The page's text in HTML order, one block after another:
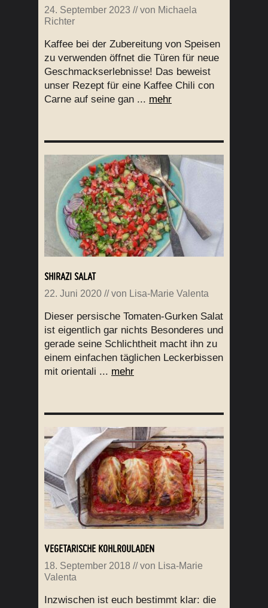
24. September 2023 // von Michaela
Richter
Kaffee bei der Zubereitung von Speisen
zu verwenden öffnet die Türen für neue
Geschmackserlebnisse! Das beweist
unser Rezept für eine Kaffee Chili con
Carne auf seine gan ... mehr
SHIRAZI SALAT
22. Juni 2020 // von Lisa-Marie Valenta
Dieser persische Tomaten-Gurken Salat
ist eigentlich gar nichts Besonderes und
gerade seine Schlichtheit macht ihn zu
einem einfachen täglichen Leckerbissen
mit orientali ... mehr
VEGETARISCHE KOHLROULADEN
18. September 2018 // von Lisa-Marie
Valenta
Inzwischen ist euch bestimmt klar: die